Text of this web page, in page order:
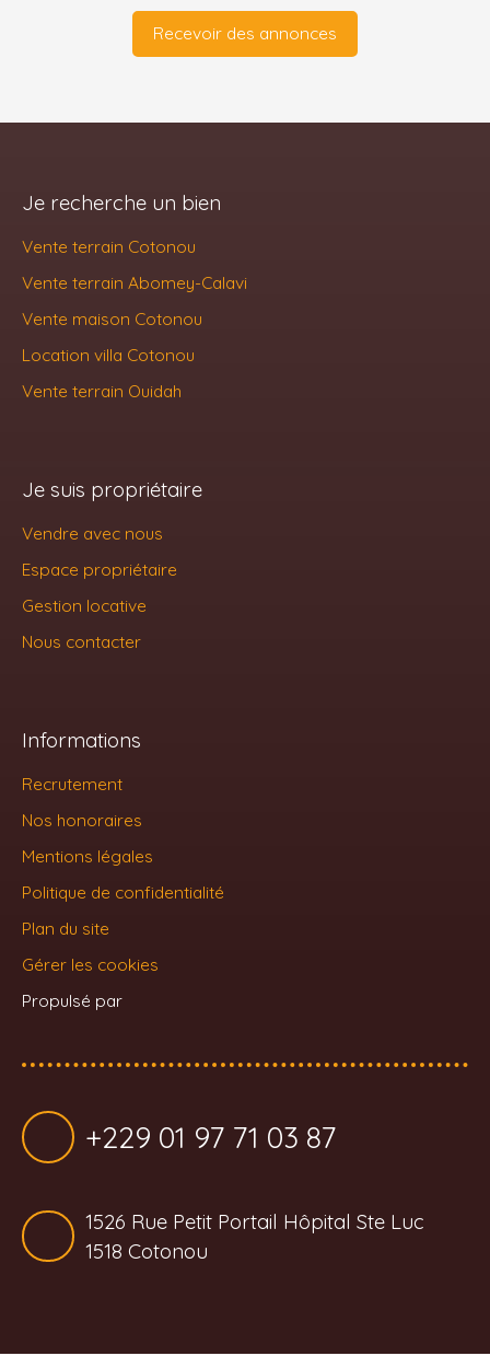
Recevoir des annonces
Je recherche un bien
Vente terrain Cotonou
Vente terrain Abomey-Calavi
Vente maison Cotonou
Location villa Cotonou
Vente terrain Ouidah
Je suis propriétaire
Vendre avec nous
Espace propriétaire
Gestion locative
Nous contacter
Informations
Recrutement
Nos honoraires
Mentions légales
Politique de confidentialité
Plan du site
Gérer les cookies
Propulsé par
+229 01 97 71 03 87
1526 Rue Petit Portail Hôpital Ste Luc
1518 Cotonou